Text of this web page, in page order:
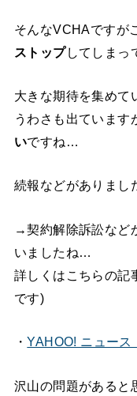
そんなVCHAですが
ストップしてしまっ
大きな期待を集めて
うわさも出ています
いですね…
続報などがありまし
→契約解除訴訟など
いましたね…
詳しくはこちらの記
です)
・YAHOO! ニュース
沢山の問題があると